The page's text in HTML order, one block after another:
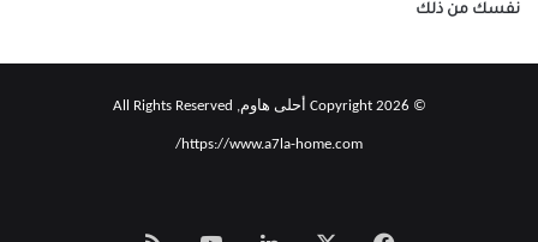
نفسك من ذلك
© Copyright 2026 أحلى هاوم, All Rights Reserved
https://www.a7la-home.com/